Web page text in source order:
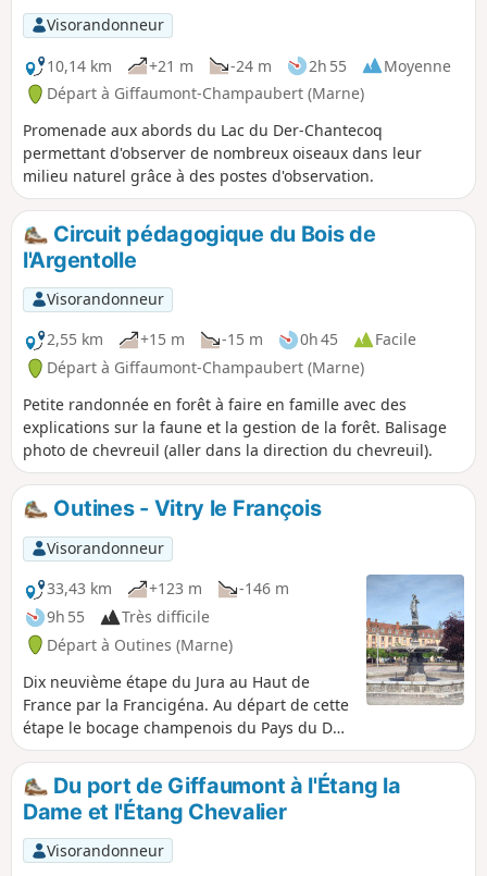
Visorandonneur
10,14 km
+21 m -24 m 2h 55
Moyenne
Départ à Giffaumont-Champaubert (Marne)
Promenade aux abords du Lac du Der-Chantecoq
permettant d'observer de nombreux oiseaux dans leur
milieu naturel grâce à des postes d'observation.
Circuit pédagogique du Bois de
l'Argentolle
Visorandonneur
2,55 km
+15 m -15 m 0h 45
Facile
Départ à Giffaumont-Champaubert (Marne)
Petite randonnée en forêt à faire en famille avec des
explications sur la faune et la gestion de la forêt. Balisage
photo de chevreuil (aller dans la direction du chevreuil).
Outines - Vitry le François
Visorandonneur
33,43 km
+123 m
-146 m
9h 55
Très difficile
Départ à Outines (Marne)
Dix neuvième étape du Jura au Haut de
France par la Francigéna. Au départ de cette
étape le bocage champenois du Pays du Der
succède peu à peu aux plaines céréalières et
au vignoble. Puis vous laissez la Champagne
humide avec ses lacs, ses étangs et son
architecture traditionnelle à pans de bois
pour découvrir un nouveau visage de la
Champagne en arrivant à Vitry-le-François.
Du port de Giffaumont à l'Étang la
Dame et l'Étang Chevalier
Visorandonneur